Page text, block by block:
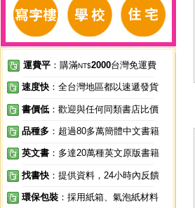
運費平 ：購滿NT$2000台灣免運費
速度快 ：全台灣地區都以速遞發貨
書價低 ：歡迎與任何同類書店比價
品種多 ：超過80多萬簡體中文書籍
英文書 ：多達20萬種英文原版書籍
找書快 ：提供資料，24小時內反饋
環保包裝 ：採用紙箱、氣泡紙材料